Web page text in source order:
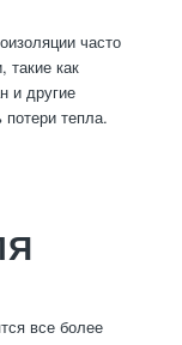
часто
такие как
и другие
тепла.
все более